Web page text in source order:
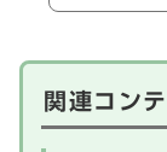
関連コン